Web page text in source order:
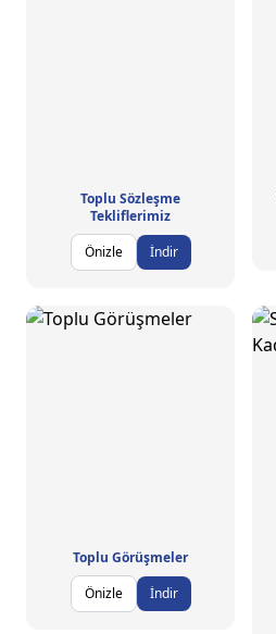
Toplu Sözleşme
Tekliflerimiz
Önizle
İndir
Toplu Görüşmeler
Önizle
İndir